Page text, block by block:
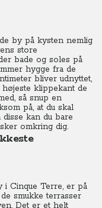
by på kysten nemlig
store
bade og soles på
hygge fra de
bliver udnyttet,
klippekant de
så snup en
på, at du skal
kan du bare
omkring dig.
i Cinque Terre, er på
smukke terrasser
Det er et helt